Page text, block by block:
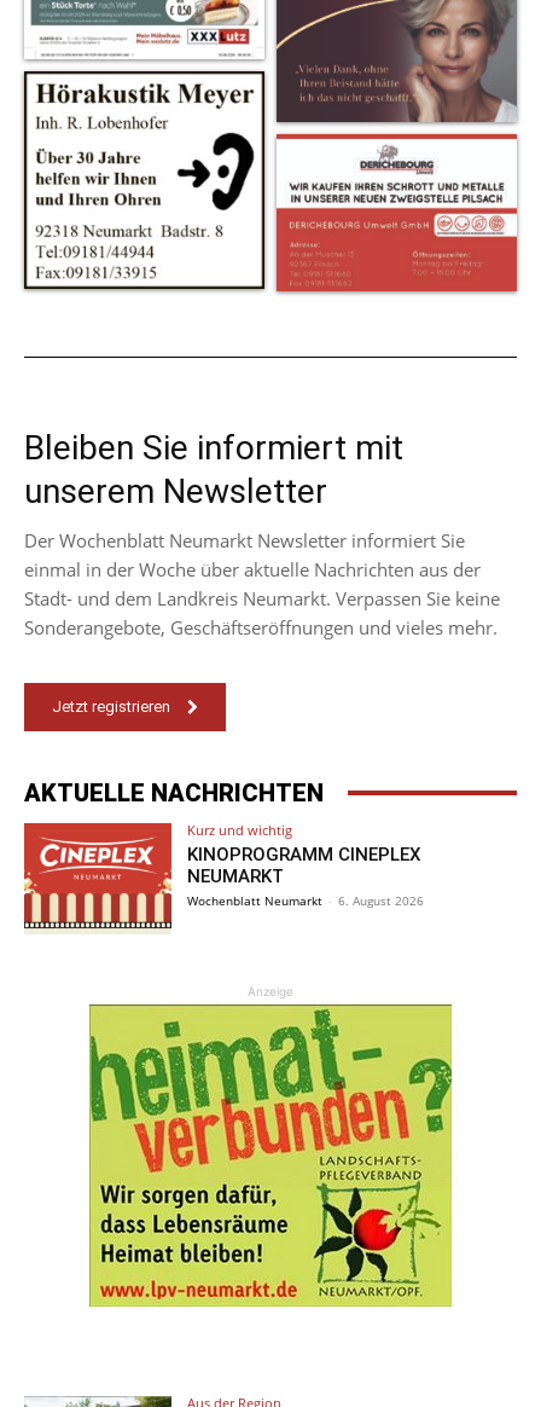
Bleiben Sie informiert mit
unserem Newsletter
Der Wochenblatt Neumarkt Newsletter informiert Sie
einmal in der Woche über aktuelle Nachrichten aus der
Stadt- und dem Landkreis Neumarkt. Verpassen Sie keine
Sonderangebote, Geschäftseröffnungen und vieles mehr.
Jetzt registrieren
AKTUELLE NACHRICHTEN
Kurz und wichtig
KINOPROGRAMM CINEPLEX
NEUMARKT
Wochenblatt Neumarkt - 6. August 2026
Anzeige
Aus der Region